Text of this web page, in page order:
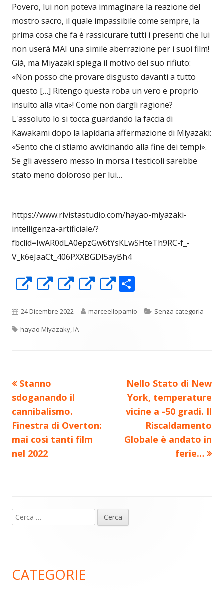
Povero, lui non poteva immaginare la reazione del
mostro sacro, il quale impassibile come sempre, la
prima cosa che fa è rassicurare tutti i presenti che lui
non userà MAI una simile aberrazione per i suoi film!
Già, ma Miyazaki spiega il motivo del suo rifiuto:
«Non posso che provare disgusto davanti a tutto
questo […] Ritengo questa roba un vero e proprio
insulto alla vita»! Come non dargli ragione?
L'assoluto lo si tocca guardando la faccia di
Kawakami dopo la lapidaria affermazione di Miyazaki:
«Sento che ci stiamo avvicinando alla fine dei tempi».
Se gli avessero messo in morsa i testicoli sarebbe
stato meno doloroso per lui…
https://www.rivistastudio.com/hayao-miyazaki-
intelligenza-artificiale/?
fbclid=IwAR0dLA0epzGw6tYsKLwSHteTh9RC-f_-
V_k6eJaaCt_406PXXBGDI5ayBh4
Apre
una
nuova
Apre
una
nuova
Apre
una
nuova
Apre
una
Apre
unan
Pubblicato
24 Dicembre 2022 Autore
marceellopamio Categorie
Senza categoria
Tag
hayao Miyazaky,IA
Navigazione
articoli
Precedente
articolo:
Stanno
sdoganando il
cannibalismo.
Finestra di Overton:
mai così tanti film
nel 2022
Nuovo
articolo:
Nello Stato di New
York, temperature
vicine a -50 gradi. Il
Riscaldamento
Globale è andato in
ferie…
Barra
laterale
Ricerca
per:
CATEGORIE